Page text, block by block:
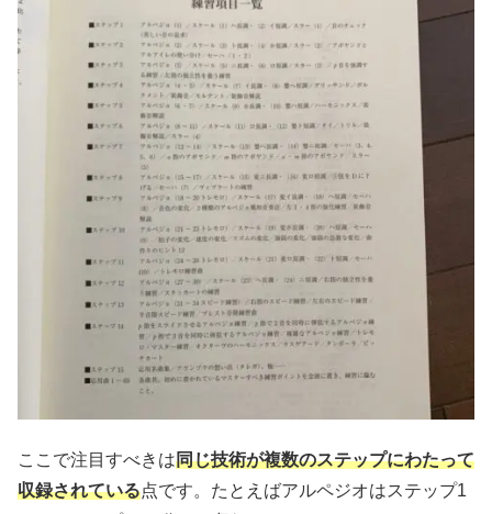
ここで注目すべきは同じ技術が複数のステップにわたって
収録されている点です。たとえばアルペジオはステップ1